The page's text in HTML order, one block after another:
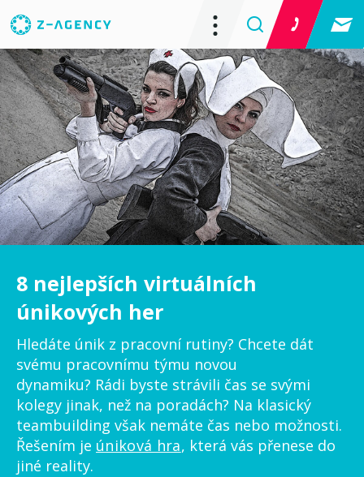
8 nejlepších virtuálních
únikových her
Hledáte únik z pracovní rutiny? Chcete dát
svému pracovnímu týmu novou
dynamiku? Rádi byste strávili čas se svými
kolegy jinak, než na poradách? Na klasický
teambuilding však nemáte čas nebo možnosti.
Řešením je úniková hra, která vás přenese do
jiné reality.